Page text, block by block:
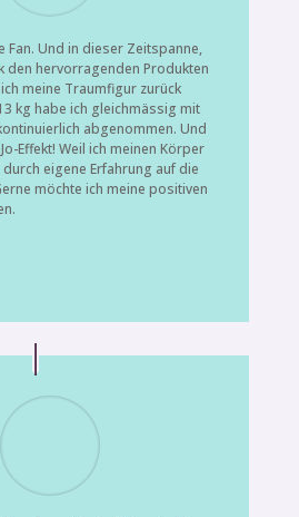
Fan. Und in dieser Zeitspanne,
den hervorragenden Produkten
meine Traumfigur zurück
kg habe ich gleichmässig mit
abgenommen. Und
Effekt! Weil ich meinen Körper
durch eigene Erfahrung auf die
möchte ich meine positiven